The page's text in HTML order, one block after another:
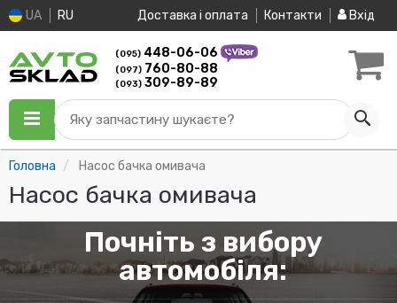
UA RU Доставка і оплата Контакти Вхід
(095) 448-06-06
(097) 760-80-88
(093) 309-89-89
Яку запчастину шукаєте?
Головна Насос бачка омивача
Насос бачка омивача
Почніть з вибору
автомобіля: